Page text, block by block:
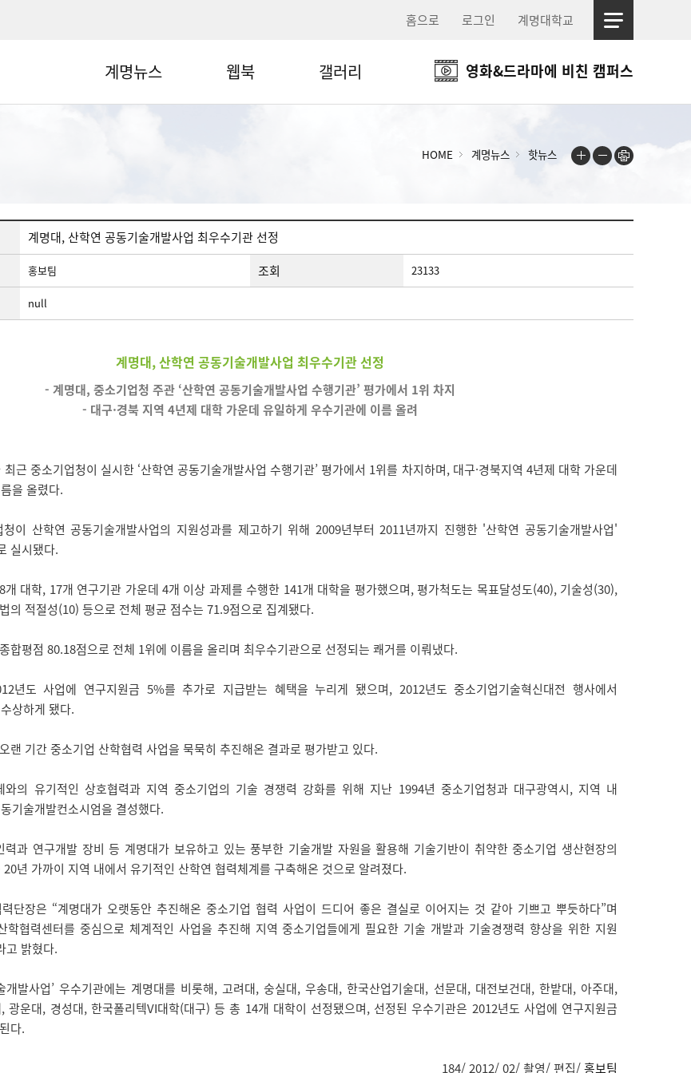
홈으로 로그인 계명대학교
계명뉴스 웹북 갤러리 영화&드라마에 비친 캠퍼스
HOME 계명뉴스 핫뉴스
계명대, 산학연 공동기술개발사업 최우수기관 선정
홍보팀 조회 23133
null
계명대, 산학연 공동기술개발사업 최우수기관 선정
- 계명대, 중소기업청 주관 ‘산학연 공동기술개발사업 수행기관’ 평가에서 1위 차지
- 대구·경북 지역 4년제 대학 가운데 유일하게 우수기관에 이름 올려
근 중소기업청이 실시한 ‘산학연 공동기술개발사업 수행기관’ 평가에서 1위를 차지하며, 대구·경북지역 4년제 대학 가운데
을 올렸다.
이 산학연 공동기술개발사업의 지원성과를 제고하기 위해 2009년부터 2011년까지 진행한 '산학연 공동기술개발사업'
실시됐다.
개 대학, 17개 연구기관 가운데 4개 이상 과제를 수행한 141개 대학을 평가했으며, 평가척도는 목표달성도(40), 기술성(30),
의 적절성(10) 등으로 전체 평균 점수는 71.9점으로 집계됐다.
합평점 80.18점으로 전체 1위에 이름을 올리며 최우수기관으로 선정되는 쾌거를 이뤄냈다.
년도 사업에 연구지원금 5%를 추가로 지급받는 혜택을 누리게 됐으며, 2012년도 중소기업기술혁신대전 행사에서
상하게 됐다.
랜 기간 중소기업 산학협력 사업을 묵묵히 추진해온 결과로 평가받고 있다.
의 유기적인 상호협력과 지역 중소기업의 기술 경쟁력 강화를 위해 지난 1994년 중소기업청과 대구광역시, 지역 내
기술개발컨소시엄을 결성했다.
과 연구개발 장비 등 계명대가 보유하고 있는 풍부한 기술개발 자원을 활용해 기술기반이 취약한 중소기업 생산현장의
년 가까이 지역 내에서 유기적인 산학연 협력체계를 구축해온 것으로 알려졌다.
단장은 “계명대가 오랫동안 추진해온 중소기업 협력 사업이 드디어 좋은 결실로 이어지는 것 같아 기쁘고 뿌듯하다”며
학협력센터를 중심으로 체계적인 사업을 추진해 지역 중소기업들에게 필요한 기술 개발과 기술경쟁력 향상을 위한 지원
고 밝혔다.
개발사업’ 우수기관에는 계명대를 비롯해, 고려대, 숭실대, 우송대, 한국산업기술대, 선문대, 대전보건대, 한밭대, 아주대,
광운대, 경성대, 한국폴리텍VI대학(대구) 등 총 14개 대학이 선정됐으며, 선정된 우수기관은 2012년도 사업에 연구지원금
다.
184/ 2012/ 02/ 촬영/ 편집/홍보팀